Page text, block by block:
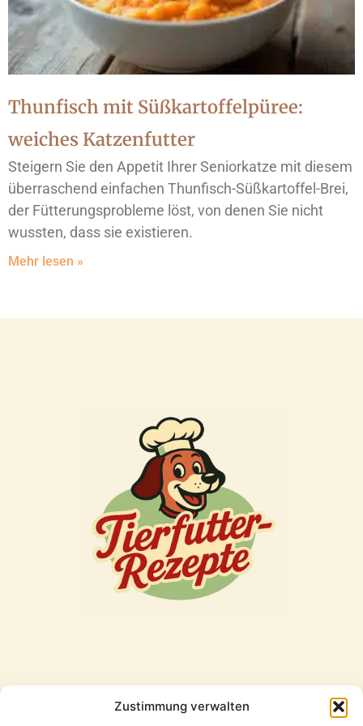
Zustimmung verwalten
Thunfisch mit Süßkartoffelpüree:
weiches Katzenfutter
Steigern Sie den Appetit Ihrer Seniorkatze mit diesem
überraschend einfachen Thunfisch-Süßkartoffel-Brei,
der Fütterungsprobleme löst, von denen Sie nicht
wussten, dass sie existieren.
Mehr lesen »